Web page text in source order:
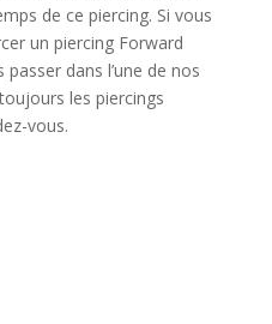
de ce piercing. Si vous
un piercing Forward
dans l’une de nos
les piercings
vous.